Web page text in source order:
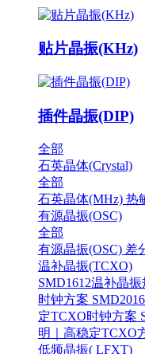
贴片晶振(KHz)
插件晶振(DIP)
全部
石英晶体(Crystal)
全部
石英晶体(MHz) 热
有源晶振(OSC)
全部
有源晶振(OSC) 差
温补晶振(TCXO)
SMD1612温补晶
时钟方案
定TCXO时钟方案
明｜高稳定TCXO
低频晶振( LFXT)